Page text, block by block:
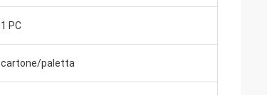
1 PC
cartone/paletta